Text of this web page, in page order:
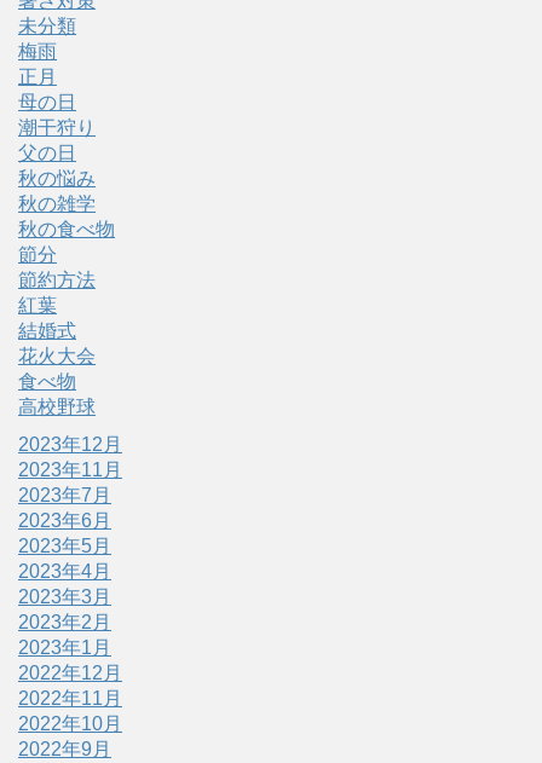
未分類
梅雨
正月
母の日
潮干狩り
父の日
秋の悩み
秋の雑学
秋の食べ物
節分
節約方法
紅葉
結婚式
花火大会
食べ物
高校野球
2023年12月
2023年11月
2023年7月
2023年6月
2023年5月
2023年4月
2023年3月
2023年2月
2023年1月
2022年12月
2022年11月
2022年10月
2022年9月